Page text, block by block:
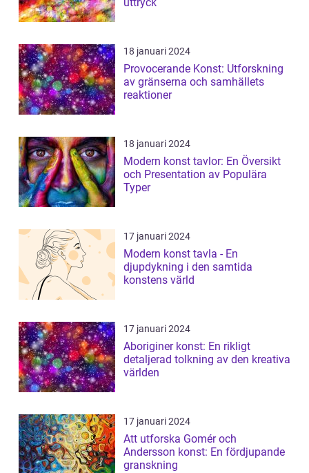
18 januari 2024
Provocerande Konst: Utforskning
av gränserna och samhällets
reaktioner
18 januari 2024
Modern konst tavlor: En Översikt
och Presentation av Populära
Typer
17 januari 2024
Modern konst tavla - En
djupdykning i den samtida
konstens värld
17 januari 2024
Aboriginer konst: En rikligt
detaljerad tolkning av den kreativa
världen
17 januari 2024
Att utforska Gomér och
Andersson konst: En fördjupande
granskning